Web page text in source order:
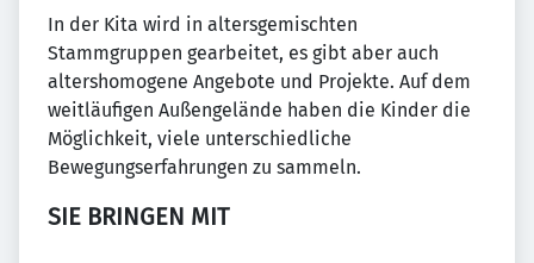
In der Kita wird in altersgemischten
Stammgruppen gearbeitet, es gibt aber auch
altershomogene Angebote und Projekte. Auf dem
weitläufigen Außengelände haben die Kinder die
Möglichkeit, viele unterschiedliche
Bewegungserfahrungen zu sammeln.
SIE BRINGEN MIT